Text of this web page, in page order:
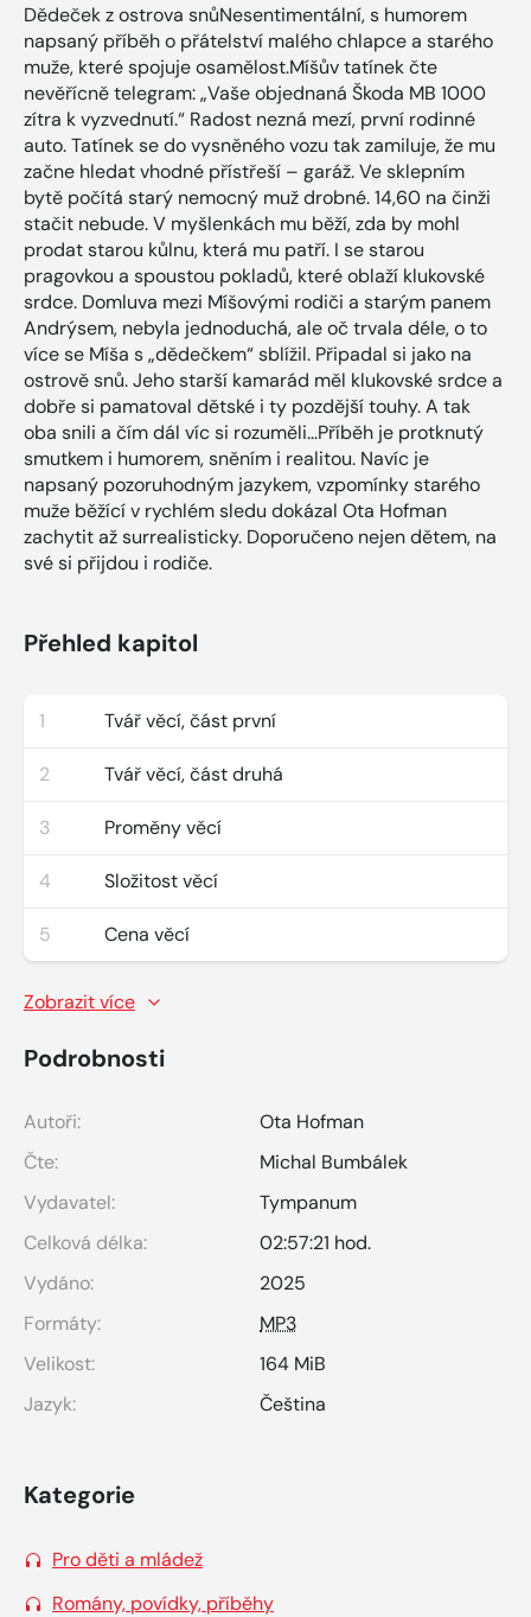
Dědeček z ostrova snůNesentimentální, s humorem
napsaný příběh o přátelství malého chlapce a starého
muže, které spojuje osamělost.Míšův tatínek čte
nevěřícně telegram: „Vaše objednaná Škoda MB 1000
zítra k vyzvednutí.“ Radost nezná mezí, první rodinné
auto. Tatínek se do vysněného vozu tak zamiluje, že mu
začne hledat vhodné přístřeší – garáž. Ve sklepním
bytě počítá starý nemocný muž drobné. 14,60 na činži
stačit nebude. V myšlenkách mu běží, zda by mohl
prodat starou kůlnu, která mu patří. I se starou
pragovkou a spoustou pokladů, které oblaží klukovské
srdce. Domluva mezi Míšovými rodiči a starým panem
Andrýsem, nebyla jednoduchá, ale oč trvala déle, o to
více se Míša s „dědečkem“ sblížil. Připadal si jako na
ostrově snů. Jeho starší kamarád měl klukovské srdce a
dobře si pamatoval dětské i ty pozdější touhy. A tak
oba snili a čím dál víc si rozuměli...Příběh je protknutý
smutkem i humorem, sněním i realitou. Navíc je
napsaný pozoruhodným jazykem, vzpomínky starého
muže běžící v rychlém sledu dokázal Ota Hofman
zachytit až surrealisticky. Doporučeno nejen dětem, na
své si přijdou i rodiče.
Přehled kapitol
1 Tvář věcí, část první
2 Tvář věcí, část druhá
3 Proměny věcí
4 Složitost věcí
5 Cena věcí
Zobrazit více
Podrobnosti
Autoři:
Ota Hofman
Čte:
Michal Bumbálek
Vydavatel:
Tympanum
Celková délka:
02:57:21 hod.
Vydáno:
2025
Formáty:
MP3
Velikost:
164 MiB
Jazyk:
Čeština
Kategorie
Pro děti a mládež
Romány, povídky, příběhy